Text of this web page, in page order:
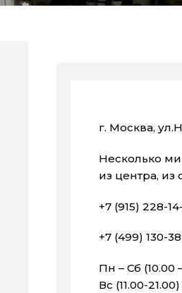
г. Москва,
Несколько
из центра,
+7 (915) 228-
+7 (499) 130-
Пн – Сб (10.00
Вс (11.00-21.00)